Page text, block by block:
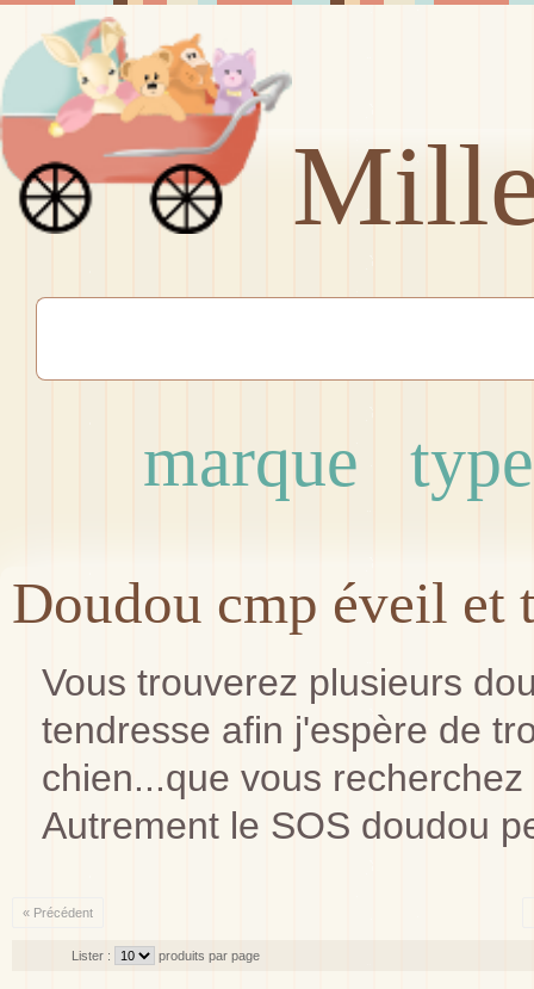
marque type
Doudou cmp éveil et
Vous trouverez plusieurs
tendresse afin j'espère de
chien...que vous
Autrement le SOS doudou
« Précédent
Lister : produits par page